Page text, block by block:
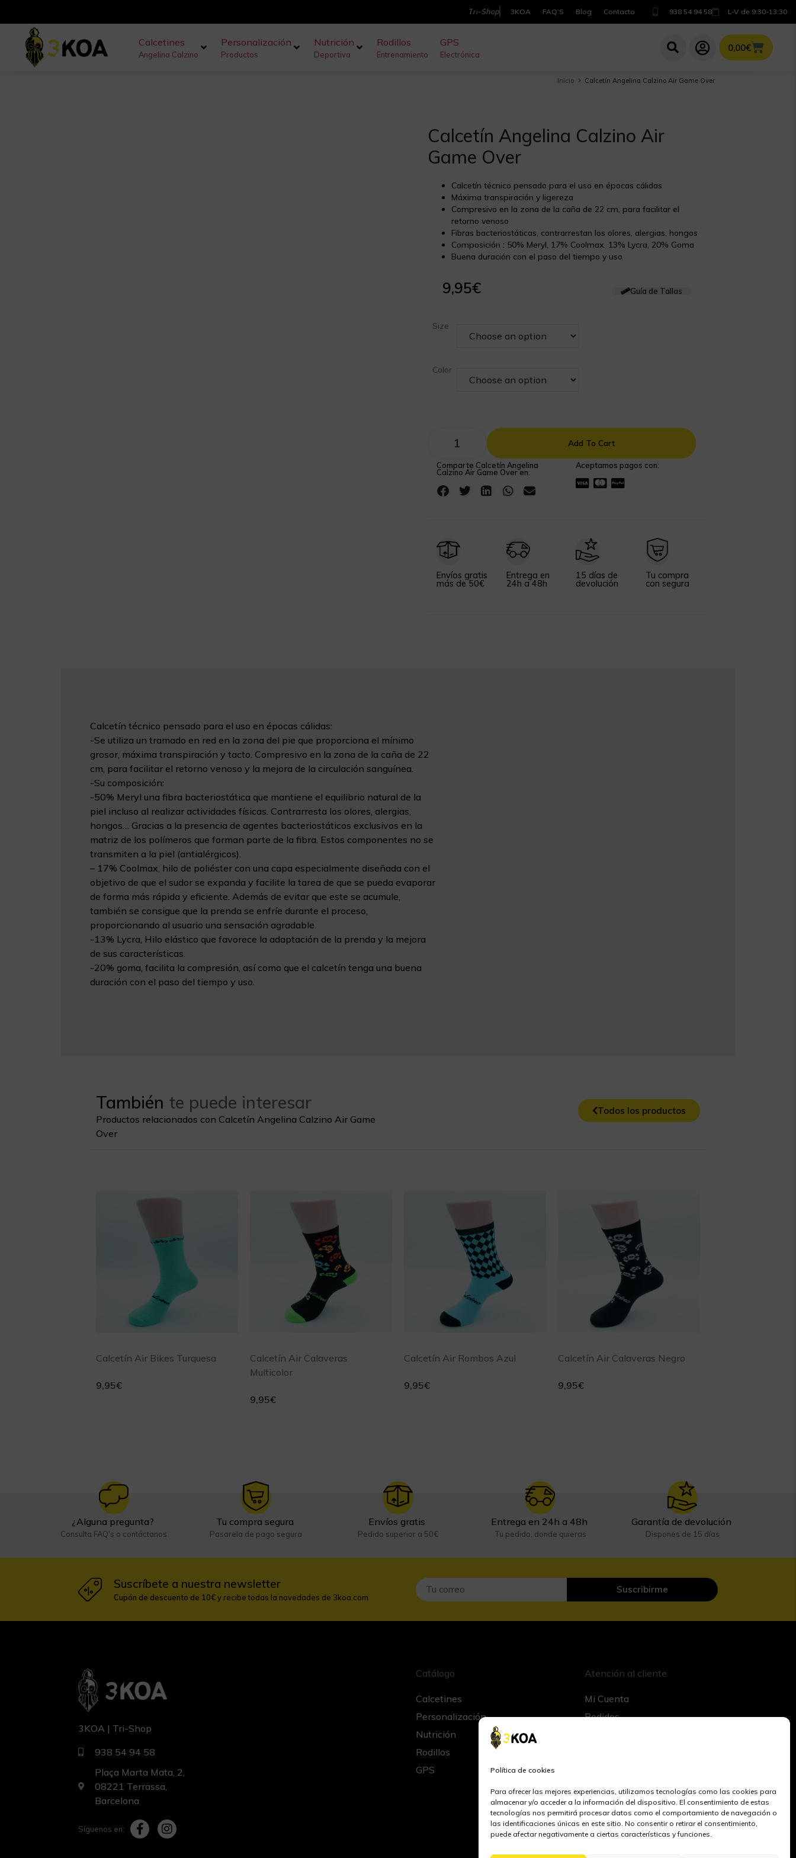
Política de cookies
Para ofrecer las mejores experiencias, utilizamos tecnologías como las cookies para
almacenar y/o acceder a la información del dispositivo. El consentimiento de estas
tecnologías nos permitirá procesar datos como el comportamiento de navegación o
las identificaciones únicas en este sitio. No consentir o retirar el consentimiento,
puede afectar negativamente a ciertas características y funciones.
Tri-Shop 3KOA FAQ’S Blog Contacto 938 54 94 58 L-V de 9:30-13:30
Calcetines
Angelina Calzino
Personalización
Productos
Nutrición
Deportiva
Rodillos
Entrenamiento
GPS
Electrónica
0,00€
Inicio Calcetín Angelina Calzino Air Game Over
Calcetín Angelina Calzino Air
Game Over
Calcetín técnico pensado para el uso en épocas cálidas
Máxima transpiración y ligereza
Compresivo en la zona de la caña de 22 cm, para facilitar el
retorno venoso
Fibras bacteriostáticas, contrarrestan los olores, alergias, hongos
Composición : 50% Meryl, 17% Coolmax, 13% Lycra, 20% Goma
Buena duración con el paso del tiempo y uso
9,95€ Guía de Tallas
Size
Color
Add To Cart
Comparte Calcetín Angelina
Calzino Air Game Over en:
Aceptamos pagos con:
Envíos gratis
más de 50€
Entrega en
24h a 48h
15 días de
devolución
Tu compra
con segura
Calcetín técnico pensado para el uso en épocas cálidas:
-Se utiliza un tramado en red en la zona del pie que proporciona el mínimo
grosor, máxima transpiración y tacto. Compresivo en la zona de la caña de 22
cm, para facilitar el retorno venoso y la mejora de la circulación sanguínea.
-Su composición:
-50% Meryl una fibra bacteriostática que mantiene el equilibrio natural de la
piel incluso al realizar actividades físicas. Contrarresta los olores, alergias,
hongos… Gracias a la presencia de agentes bacteriostáticos exclusivos en la
matriz de los polímeros que forman parte de la fibra. Estos componentes no se
transmiten a la piel (antialérgicos).
– 17% Coolmax, hilo de poliéster con una capa especialmente diseñada con el
objetivo de que el sudor se expanda y facilite la tarea de que se pueda evaporar
de forma más rápida y eficiente. Además de evitar que este se acumule,
también se consigue que la prenda se enfríe durante el proceso,
proporcionando al usuario una sensación agradable.
-13% Lycra, Hilo elástico que favorece la adaptación de la prenda y la mejora
de sus características.
-20% goma, facilita la compresión, así como que el calcetín tenga una buena
duración con el paso del tiempo y uso.
También te puede interesar
Productos relacionados con Calcetín Angelina Calzino Air Game
Over
Todos los productos
Calcetín Air Bikes Turquesa
9,95€
Calcetín Air Calaveras
Multicolor
9,95€
Calcetín Air Rombos Azul
9,95€
Calcetín Air Calaveras Negro
9,95€
¿Alguna pregunta?
Consulta FAQ's o contáctanos
Tu compra segura
Pasarela de pago segura
Envíos gratis
Pedido superior a 50€
Entrega en 24h a 48h
Tu pedido, donde quieras
Garantía de devolución
Dispones de 15 días
Suscríbete a nuestra newsletter
Cupón de descuento de 10€y recibe todas la novedades de 3koa.com
Suscribirme
3KOA | Tri-Shop
938 54 94 58
Plaça Marta Mata, 2,
08221 Terrassa,
Barcelona
Síguenos en:
Catálogo
Calcetines
Personalización
Nutrición
Rodillos
GPS
Atención al cliente
Mi Cuenta
Pedidos
Contacto